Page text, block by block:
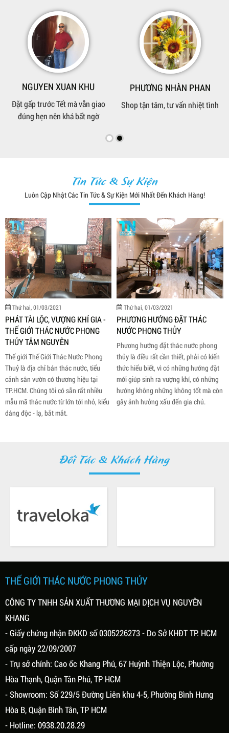
VŨ TRỌNG DUY
Hình trên web là hàng thật, để
phòng khách nhìn khá sang
LƯU HOÀNG THÚC
Giá hơi nhỉnh hơn chỗ khác
NGUYEN XUAN KHU
Đặt gấp trước Tết mà vẫn giao
đúng hẹn nên khá bất ngờ
PHƯƠNG NHÀN PHAN
Shop tận tâm, tư vấn nhiệt tình
Tin Tức & Sự Kiện
Luôn Cập Nhật Các Tin Tức & Sự Kiện Mới Nhất Đến Khách Hàng!
Thứ hai, 01/03/2021
PHƯƠNG HƯỚNG ĐẶT THÁC
NƯỚC PHONG THỦY
Phương hướng đặt thác nước phong
thủy là điều rất cần thiết, phải có kiến
thức hiểu biết, vì có những hướng đặt
mới giúp sinh ra vượng khí, có những
hướng không những không tốt mà còn
gây ảnh hưởng xấu đến gia chủ.
Thứ hai, 01/03/2021
TINH TẾ CÙNG THÁC NƯỚC
PHONG THỦY MINI
Thác nước phong thủy mini là vật
phẩm trang trí được thiết kế với hình
dạng thác nước, thác nước kết hợp
tiểu cảnh, kết hợp non bộ, kết hợp bể
cá…. tái hiện lại phong cảnh thiên
nhiên hùng vĩ và sống động.
Ý NGHĨA CỦA THÁC NƯỚC
Ý nghĩa của thác nước phong thủy
(Thủy) là bản chất của sự sống nó là
có, sự sống. Vì vậy, tiểu cảnh thác
không gian, tăng tính thẩm mỹ thì nó
có ý nghĩa phong thủy...
sẽ chảy liên tục, tạo thành những
tên là phong thủy luân lưu, mang ý
Thứ hai, 01/03/2021
Đối Tác & Khách Hàng
THẾ GIỚI THÁC NƯỚC PHONG THỦY
CÔNG TY TNHH SẢN XUẤT THƯƠNG MẠI DỊCH VỤ NGUYÊN
KHANG
- Giấy chứng nhận ĐKKD số 0305226273 - Do Sở KHĐT TP. HCM
cấp ngày 22/09/2007
- Trụ sở chính: Cao ốc Khang Phú, 67 Huỳnh Thiện Lộc, Phường
Hòa Thạnh, Quận Tân Phú, TP HCM
- Showroom: Số 229/5 Đường Liên khu 4-5, Phường Bình Hưng
Hòa B, Quận Bình Tân, TP HCM